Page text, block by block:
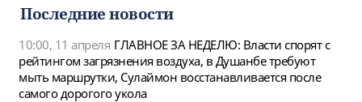
Последние новости
10:00, 11 апреля ГЛАВНОЕ ЗА НЕДЕЛЮ: Власти спорят с
рейтингом загрязнения воздуха, в Душанбе требуют
мыть маршрутки, Сулаймон восстанавливается после
самого дорогого укола